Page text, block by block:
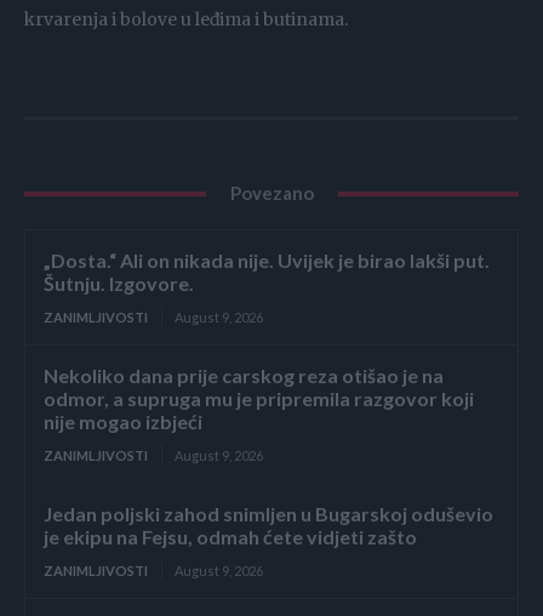
krvarenja i bolove u leđima i butinama.
Povezano
„Dosta.“ Ali on nikada nije. Uvijek je birao lakši put.
Šutnju. Izgovore.
ZANIMLJIVOSTI August 9, 2026
Nekoliko dana prije carskog reza otišao je na
odmor, a supruga mu je pripremila razgovor koji
nije mogao izbjeći
ZANIMLJIVOSTI August 9, 2026
Jedan poljski zahod snimljen u Bugarskoj oduševio
je ekipu na Fejsu, odmah ćete vidjeti zašto
ZANIMLJIVOSTI August 9, 2026